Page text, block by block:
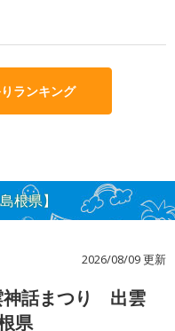
ランキング
根県】
2026/08/09 更新
神話まつり 出雲
県